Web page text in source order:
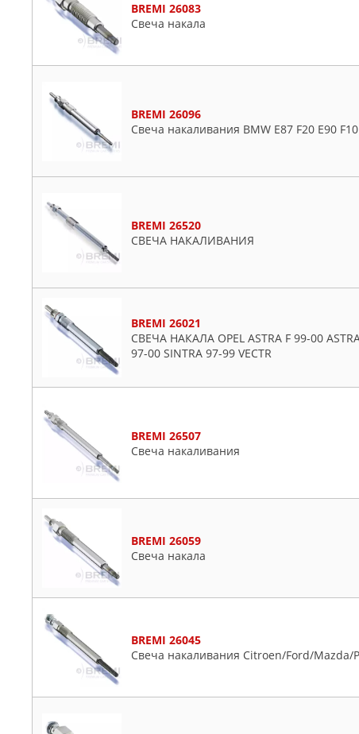
BREMI 26083
Свеча накала
BREMI 26096
Свеча накаливания BMW E87 F20 E90
BREMI 26520
СВЕЧА НАКАЛИВАНИЯ
BREMI 26021
СВЕЧА НАКАЛА OPEL ASTRA F 99-00
97-00 SINTRA 97-99 VECTR
BREMI 26507
Свеча накаливания
BREMI 26059
Свеча накала
BREMI 26045
Свеча накаливания Citroen/Ford/Mazda/